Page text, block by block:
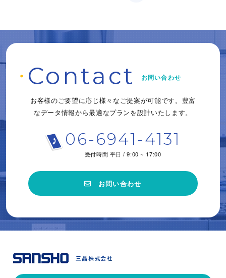
Co ntact お問い合わせ
お客様のご要望に応じ様々なご提案が可能です。 豊富
なデータ情報から最適なプランを設計いたします。
06-6941-4131
受付時間 平日 / 9:00 ~ 17:00
お問い合わせ